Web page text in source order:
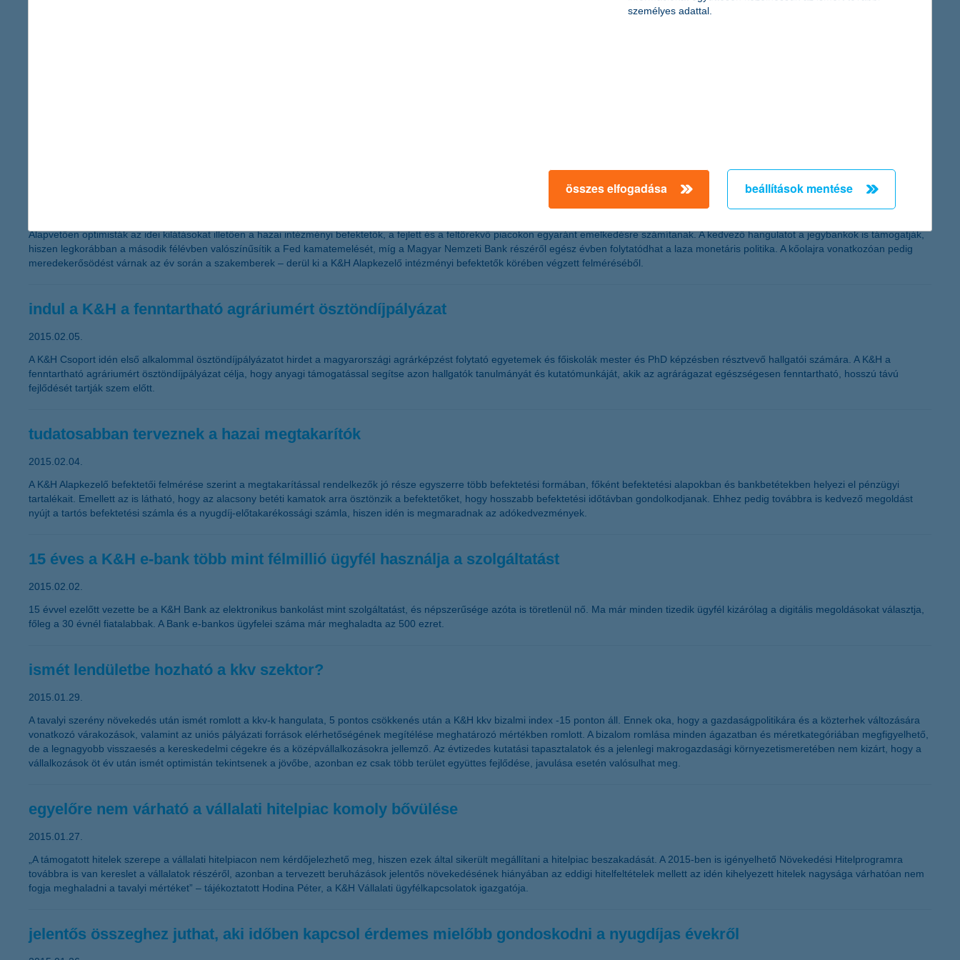
Alapvetően optimisták az idei kilátásokat illetően a hazai intézményi befektetők, a fejlett és a feltörekvő piacokon egyaránt emelkedésre számítanak. A kedvező hangulatot a jegybankok is támogatják,
hiszen legkorábban a második félévben valószínűsítik a Fed kamatemelését, míg a Magyar Nemzeti Bank részéről egész évben folytatódhat a laza monetáris politika. A kőolajra vonatkozóan pedig
meredekerősödést várnak az év során a szakemberek – derül ki a K&H Alapkezelő intézményi befektetők körében végzett felméréséből.
indul a K&H a fenntartható agráriumért ösztöndíjpályázat
2015.02.05.
A K&H Csoport idén első alkalommal ösztöndíjpályázatot hirdet a magyarországi agrárképzést folytató egyetemek és főiskolák mester és PhD képzésben résztvevő hallgatói számára. A K&H a
fenntartható agráriumért ösztöndíjpályázat célja, hogy anyagi támogatással segítse azon hallgatók tanulmányát és kutatómunkáját, akik az agrárágazat egészségesen fenntartható, hosszú távú
fejlődését tartják szem előtt.
tudatosabban terveznek a hazai megtakarítók
2015.02.04.
A K&H Alapkezelő befektetői felmérése szerint a megtakarítással rendelkezők jó része egyszerre több befektetési formában, főként befektetési alapokban és bankbetétekben helyezi el pénzügyi
tartalékait. Emellett az is látható, hogy az alacsony betéti kamatok arra ösztönzik a befektetőket, hogy hosszabb befektetési időtávban gondolkodjanak. Ehhez pedig továbbra is kedvező megoldást
nyújt a tartós befektetési számla és a nyugdíj-előtakarékossági számla, hiszen idén is megmaradnak az adókedvezmények.
15 éves a K&H e-bank több mint félmillió ügyfél használja a szolgáltatást
2015.02.02.
15 évvel ezelőtt vezette be a K&H Bank az elektronikus bankolást mint szolgáltatást, és népszerűsége azóta is töretlenül nő. Ma már minden tizedik ügyfél kizárólag a digitális megoldásokat választja,
főleg a 30 évnél fiatalabbak. A Bank e-bankos ügyfelei száma már meghaladta az 500 ezret.
ismét lendületbe hozható a kkv szektor?
2015.01.29.
A tavalyi szerény növekedés után ismét romlott a kkv-k hangulata, 5 pontos csökkenés után a K&H kkv bizalmi index -15 ponton áll. Ennek oka, hogy a gazdaságpolitikára és a közterhek változására
vonatkozó várakozások, valamint az uniós pályázati források elérhetőségének megítélése meghatározó mértékben romlott. A bizalom romlása minden ágazatban és méretkategóriában megfigyelhető,
de a legnagyobb visszaesés a kereskedelmi cégekre és a középvállalkozásokra jellemző. Az évtizedes kutatási tapasztalatok és a jelenlegi makrogazdasági környezetismeretében nem kizárt, hogy a
vállalkozások öt év után ismét optimistán tekintsenek a jövőbe, azonban ez csak több terület együttes fejlődése, javulása esetén valósulhat meg.
egyelőre nem várható a vállalati hitelpiac komoly bővülése
2015.01.27.
„A támogatott hitelek szerepe a vállalati hitelpiacon nem kérdőjelezhető meg, hiszen ezek által sikerült megállítani a hitelpiac beszakadását. A 2015-ben is igényelhető Növekedési Hitelprogramra
továbbra is van kereslet a vállalatok részéről, azonban a tervezett beruházások jelentős növekedésének hiányában az eddigi hitelfeltételek mellett az idén kihelyezett hitelek nagysága várhatóan nem
fogja meghaladni a tavalyi mértéket” – tájékoztatott Hodina Péter, a K&H Vállalati ügyfélkapcsolatok igazgatója.
jelentős összeghez juthat, aki időben kapcsol érdemes mielőbb gondoskodni a nyugdíjas évekről
személyes adattal.
összes elfogadása beállítások mentése